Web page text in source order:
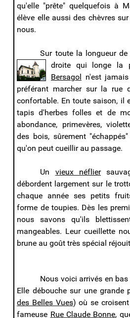
qu'elle "prête" quelquefois à
élève elle aussi des chèvres
nous.
Sur toute la longueur
droite qui longe la
Bersagol n'est
préférant marcher sur la rue
confortable. En toute saison, il
tapis d'herbes folles et de
abondance, primevères,
des bois, sûrement
qu'on peut cueillir au passage.
Un vieux néflier
débordent largement sur le
chaque année ses petits
forme de toupies. Dès les
nous savons qu'ils
mangeables. Leur cueillette
brune au goût très spécial
Nous voici arrivés en
Elle débouche sur une grande
des Belles Vues) où se
fameuse Rue Claude Bonne,